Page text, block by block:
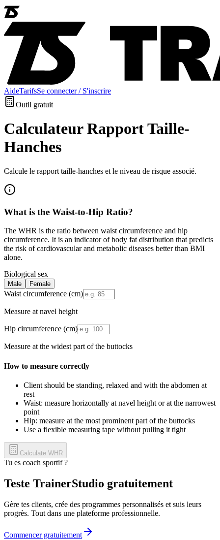
AideTarifsSe connecter / S'inscrire
Outil gratuit
Calculateur Rapport Taille-
Hanches
Calcule le rapport taille-hanches et le niveau de risque associé.
What is the Waist-to-Hip Ratio?
The WHR is the ratio between waist circumference and hip
circumference. It is an indicator of body fat distribution that predicts
the risk of cardiovascular and metabolic diseases better than BMI
alone.
Biological sex
Male Female
Waist circumference (cm)
Measure at navel height
Hip circumference (cm)
Measure at the widest part of the buttocks
How to measure correctly
Client should be standing, relaxed and with the abdomen at
rest
Waist: measure horizontally at navel height or at the narrowest
point
Hip: measure at the most prominent part of the buttocks
Use a flexible measuring tape without pulling it tight
Calculate WHR
Tu es coach sportif ?
Teste TrainerStudio gratuitement
Gère tes clients, crée des programmes personnalisés et suis leurs
progrès. Tout dans une plateforme professionnelle.
Commencer gratuitement